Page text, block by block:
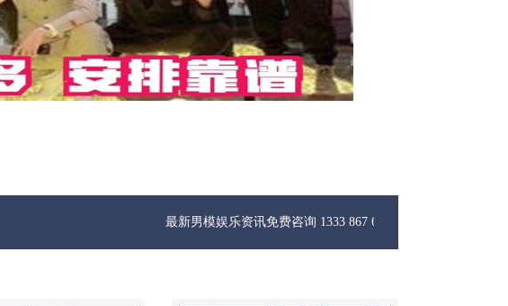
最新男模娱乐资讯免费咨询 1333 867 6881微信同步